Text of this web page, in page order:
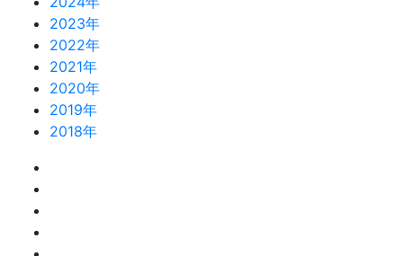
2023年
2022年
2021年
2020年
2019年
2018年